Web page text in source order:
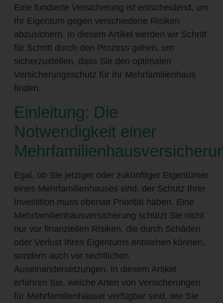
Eine fundierte Versicherung ist entscheidend, um
Ihr Eigentum gegen verschiedene Risiken
abzusichern. In diesem Artikel werden wir Schritt
für Schritt durch den Prozess gehen, um
sicherzustellen, dass Sie den optimalen
Versicherungsschutz für Ihr Mehrfamilienhaus
finden.
Einleitung: Die
Notwendigkeit einer
Egal, ob Sie jetziger oder zukünftiger Eigentümer
eines Mehrfamilienhauses sind, der Schutz Ihrer
Investition muss oberste Priorität haben. Eine
Mehrfamilienhausversicherung schützt Sie nicht
nur vor finanziellen Risiken, die durch Schäden
oder Verlust Ihres Eigentums entstehen können,
sondern auch vor rechtlichen
Auseinandersetzungen. In diesem Artikel
erfahren Sie, welche Arten von Versicherungen
für Mehrfamilienhäuser verfügbar sind, wie Sie